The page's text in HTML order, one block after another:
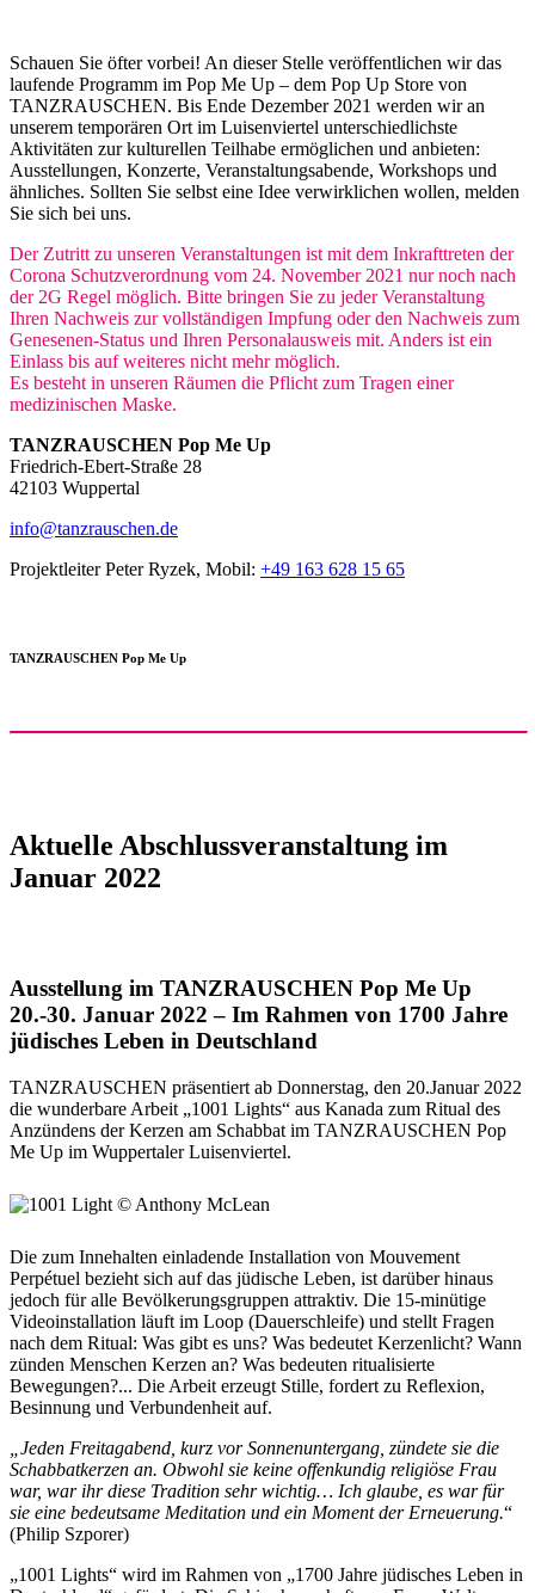
Schauen Sie öfter vorbei! An dieser Stelle veröffentlichen wir das
laufende Programm im Pop Me Up – dem Pop Up Store von
TANZRAUSCHEN. Bis Ende Dezember 2021 werden wir an
unserem temporären Ort im Luisenviertel unterschiedlichste
Aktivitäten zur kulturellen Teilhabe ermöglichen und anbieten:
Ausstellungen, Konzerte, Veranstaltungsabende, Workshops und
ähnliches. Sollten Sie selbst eine Idee verwirklichen wollen, melden
Sie sich bei uns.
Der Zutritt zu unseren Veranstaltungen ist mit dem Inkrafttreten der
Corona Schutzverordnung vom 24. November 2021 nur noch nach
der 2G Regel möglich. Bitte bringen Sie zu jeder Veranstaltung
Ihren Nachweis zur vollständigen Impfung oder den Nachweis zum
Genesenen-Status und Ihren Personalausweis mit. Anders ist ein
Einlass bis auf weiteres nicht mehr möglich.
Es besteht in unseren Räumen die Pflicht zum Tragen einer
medizinischen Maske.
TANZRAUSCHEN Pop Me Up
Friedrich-Ebert-Straße 28
42103 Wuppertal
info@tanzrauschen.de
Projektleiter Peter Ryzek, Mobil: +49 163 628 15 65
TANZRAUSCHEN Pop Me Up
Aktuelle Abschlussveranstaltung im
Januar 2022
Ausstellung im TANZRAUSCHEN Pop Me Up
20.-30. Januar 2022 – Im Rahmen von 1700 Jahre
jüdisches Leben in Deutschland
TANZRAUSCHEN präsentiert ab Donnerstag, den 20.Januar 2022
die wunderbare Arbeit „1001 Lights“ aus Kanada zum Ritual des
Anzündens der Kerzen am Schabbat im TANZRAUSCHEN Pop
Me Up im Wuppertaler Luisenviertel.
Die zum Innehalten einladende Installation von Mouvement
Perpétuel bezieht sich auf das jüdische Leben, ist darüber hinaus
jedoch für alle Bevölkerungsgruppen attraktiv. Die 15-minütige
Videoinstallation läuft im Loop (Dauerschleife) und stellt Fragen
nach dem Ritual: Was gibt es uns? Was bedeutet Kerzenlicht? Wann
zünden Menschen Kerzen an? Was bedeuten ritualisierte
Bewegungen?... Die Arbeit erzeugt Stille, fordert zu Reflexion,
Besinnung und Verbundenheit auf.
„Jeden Freitagabend, kurz vor Sonnenuntergang, zündete sie die
Schabbatkerzen an. Obwohl sie keine offenkundig religiöse Frau
war, war ihr diese Tradition sehr wichtig… Ich glaube, es war für
sie eine bedeutsame Meditation und ein Moment der Erneuerung.“
(Philip Szporer)
„1001 Lights“ wird im Rahmen von „1700 Jahre jüdisches Leben in